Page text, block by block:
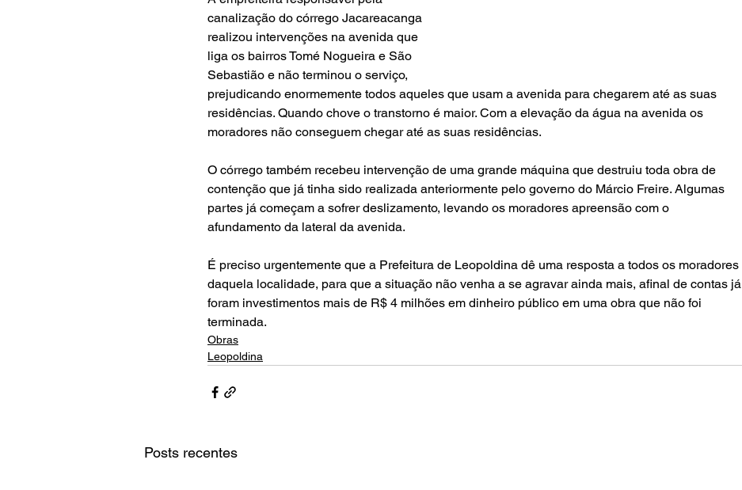
canalização do córrego Jacareacanga
realizou intervenções na avenida que
liga os bairros Tomé Nogueira e São
Sebastião e não terminou o serviço,
prejudicando enormemente todos aqueles que usam a avenida para chegarem até as suas
residências. Quando chove o transtorno é maior. Com a elevação da água na avenida os
moradores não conseguem chegar até as suas residências.
O córrego também recebeu intervenção de uma grande máquina que destruiu toda obra de
contenção que já tinha sido realizada anteriormente pelo governo do Márcio Freire. Algumas
partes já começam a sofrer deslizamento, levando os moradores apreensão com o
afundamento da lateral da avenida.
É preciso urgentemente que a Prefeitura de Leopoldina dê uma resposta a todos os moradores
daquela localidade, para que a situação não venha a se agravar ainda mais, afinal de contas já
foram investimentos mais de R$ 4 milhões em dinheiro público em uma obra que não foi
terminada.
Obras
Leopoldina
Posts recentes